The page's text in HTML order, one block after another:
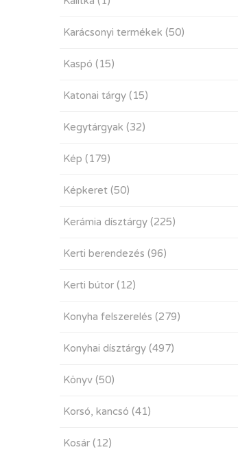
Karácsonyi termékek (50)
Kaspó (15)
Katonai tárgy (15)
Kegytárgyak (32)
Kép (179)
Képkeret (50)
Kerámia dísztárgy (225)
Kerti berendezés (96)
Kerti bútor (12)
Konyha felszerelés (279)
Konyhai dísztárgy (497)
Könyv (50)
Korsó, kancsó (41)
Kosár (12)